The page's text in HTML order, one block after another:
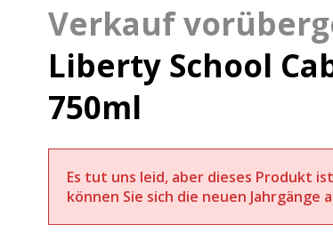
Liberty School
750ml
Es tut uns leid, aber dieses Produkt
können Sie sich die neuen Jahrgänge